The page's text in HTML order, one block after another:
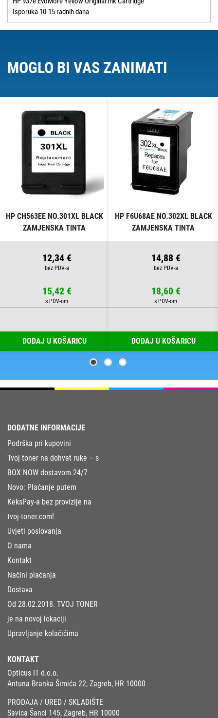
Isporuka 10-15 radnih dana
MOGLO BI VAS ZANIMATI
HP CH563EE NO.301XL BLACK
ZAMJENSKA TINTA
12,34 €
15,42 €
DODAJ U KOŠARICU
HP F6U68AE NO.302XL BLACK
ZAMJENSKA TINTA
14,88 €
18,60 €
DODAJ U KOŠARICU
DODATNE INFORMACIJE
Podrška pri kupovini
Tvoj toner na dohvat ruke – s
BOX NOW dostavom 24/7
Novo: Plaćanje putem
KeksPay-a bez provizije na
tvoj-toner.com!
Uvjeti poslovanja
O nama
Kontakt
Načini plaćanja
Dostava
Od 28.02.2018. TVOJ TONER
je na novoj lokaciji
Upravljanje kolačićima
KONTAKT
Opticus IT d.o.o.
Antuna Branka Šimića 22, Zagreb, HR 10000
PRODAJA / URED / SKLADIŠTE
Savica Šanci 145, Zagreb, HR 10000